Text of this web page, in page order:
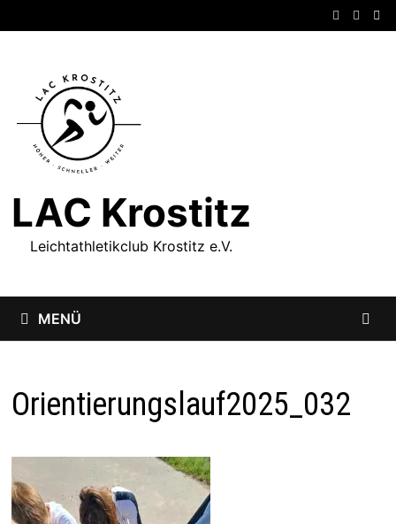
Inhalt
LAC Krostitz
Leichtathletikclub Krostitz e.V.
MENÜ
Orientierungslauf2025_032